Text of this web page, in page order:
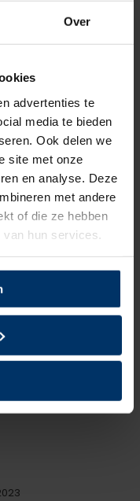
Over
advertenties te
media te bieden
Ook delen we
site met onze
en analyse. Deze
met andere
of die ze hebben
hun services.
30 September 2024
voorin en
in. Aanrader